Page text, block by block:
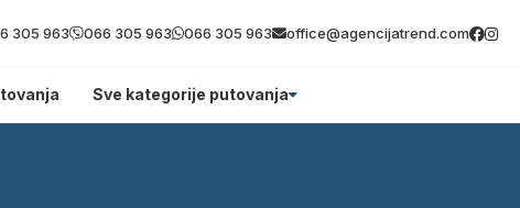
305 963 066 305 963 066 305 963 office@agencijatrend.com
Sve kategorije putovanja